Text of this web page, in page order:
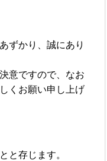
ずかり、誠にあり
意ですので、なお
くお願い申し上げ
と存じます。